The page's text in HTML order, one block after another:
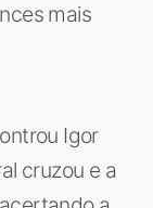
mais
Igor
cruzou e a